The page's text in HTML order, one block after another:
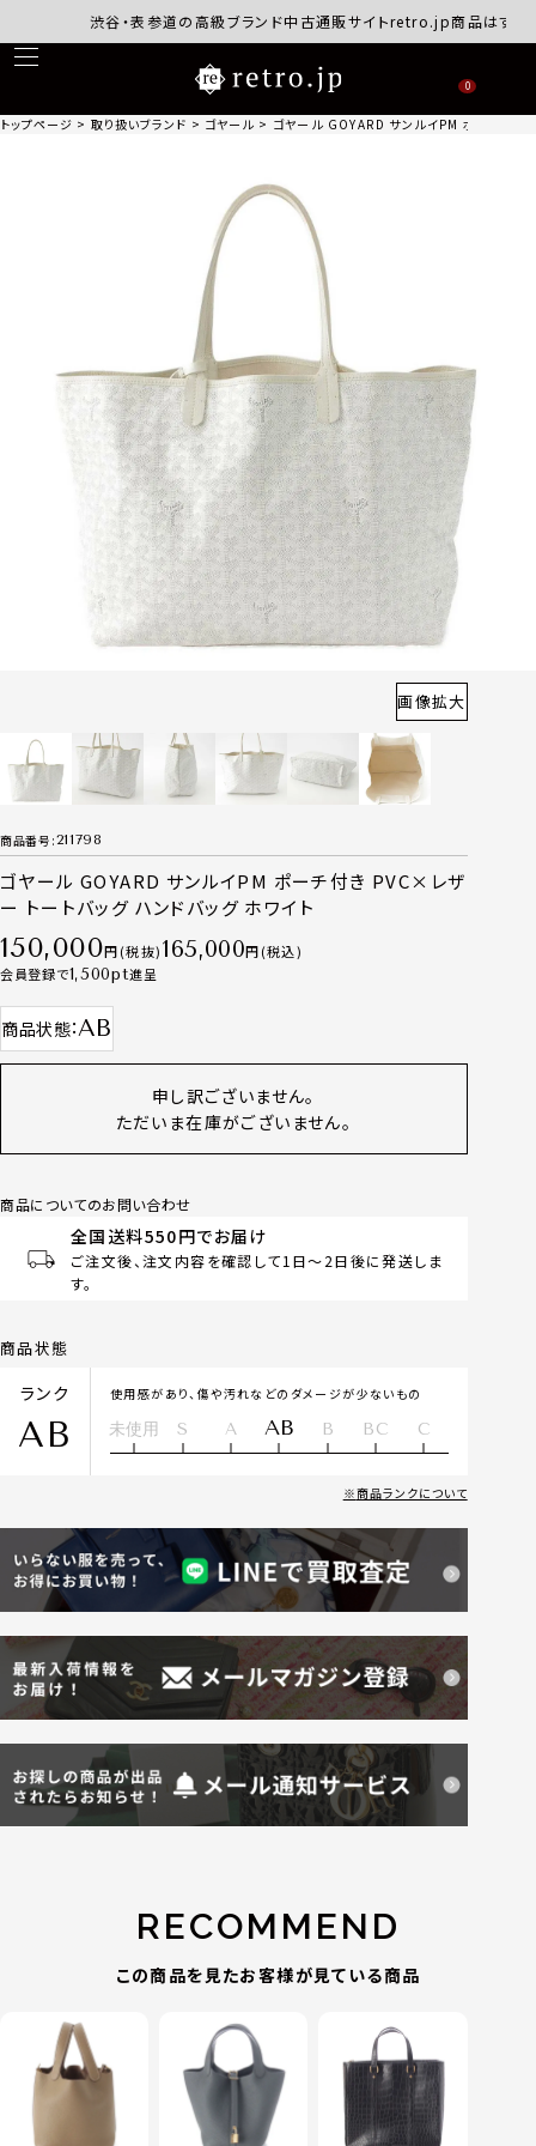
渋谷・表参道の高級ブランド中古通販サイトretro.jp商品はすべて正
0
トップページ 取り扱いブランド ゴヤール ゴヤール GOYARD サンルイPM ポーチ付
画像拡大
商品番号 211798
ゴヤール GOYARD サンルイPM ポーチ付き PVC×レザ
ー トートバッグ ハンドバッグ ホワイト
150,000 税抜 165,000
税込
会員登録で1,500 進呈
商品状態 AB
申し訳ございません。
ただいま在庫がございません。
商品についてのお問い合わせ
全国送料550円でお届け
ご注文後、注文内容を確認して1日～2日後に発送しま
す。
商品状態
ランク
AB
使用感があり、傷や汚れなどのダメージが少ないもの
未使用 S A AB B BC C
商品ランクについて
RECOMMEND
この商品を見たお客様が見ている商品